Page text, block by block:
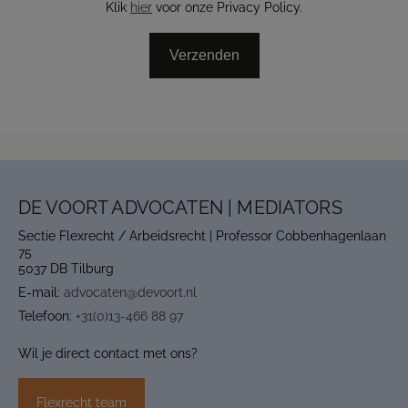
Klik hier voor onze Privacy Policy.
DE VOORT ADVOCATEN | MEDIATORS
Sectie Flexrecht / Arbeidsrecht | Professor Cobbenhagenlaan
75
5037 DB Tilburg
E-mail: advocaten@devoort.nl
Telefoon: +31(0)13-466 88 97
Wil je direct contact met ons?
Flexrecht team